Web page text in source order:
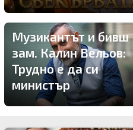
Музикантът и бивш
зам. Калин Вельов:
Трудно е да си
министър